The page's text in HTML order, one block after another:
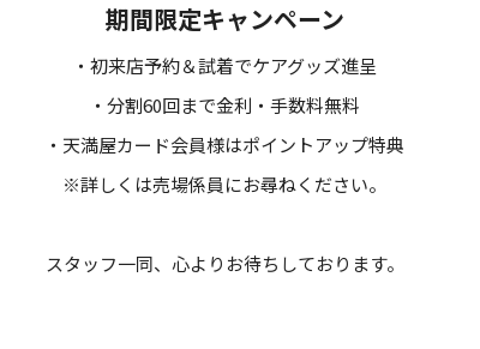
期間限定キャンペーン
・初来店予約＆試着でケアグッズ進呈
・分割60回まで金利・手数料無料
・天満屋カード会員様はポイントアップ特典
※詳しくは売場係員にお尋ねください。
スタッフ一同、心よりお待ちしております。